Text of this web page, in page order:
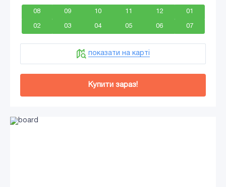
08 09 10 11 12 01
02 03 04 05 06 07
показати на карті
Купити зараз!